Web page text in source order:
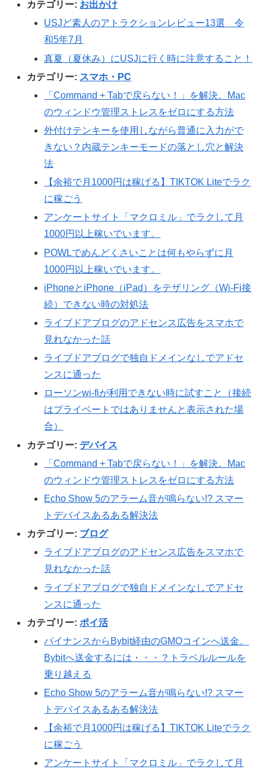
カテゴリー: お出かけ
USJど素人のアトラクションレビュー13選 令
和5年7月
真夏（夏休み）にUSJに行く時に注意すること！
カテゴリー: スマホ・PC
「Command + Tabで戻らない！」を解決。Mac
のウィンドウ管理ストレスをゼロにする方法
外付けテンキーを使用しながら普通に入力がで
きない？内蔵テンキーモードの落とし穴と解決
法
【余裕で月1000円は稼げる】TIKTOK Liteでラク
に稼ごう
アンケートサイト「マクロミル」でラクして月
1000円以上稼いでいます。
POWLでめんどくさいことは何もやらずに月
1000円以上稼いでいます。
iPhoneとiPhone（iPad）をテザリング（Wi-Fi接
続）できない時の対処法
ライブドアブログのアドセンス広告をスマホで
見れなかった話
ライブドアブログで独自ドメインなしでアドセ
ンスに通った
ローソンwi-fiが利用できない時に試すこと（接続
はプライベートではありませんと表示された場
合）
カテゴリー: デバイス
「Command + Tabで戻らない！」を解決。Mac
のウィンドウ管理ストレスをゼロにする方法
Echo Show 5のアラーム音が鳴らない!? スマー
トデバイスあるある解決法
カテゴリー: ブログ
ライブドアブログのアドセンス広告をスマホで
見れなかった話
ライブドアブログで独自ドメインなしでアドセ
ンスに通った
カテゴリー:ポイ活
バイナンスからBybit経由のGMOコインへ送金。
Bybitへ送金するには・・・？トラベルルールを
乗り越える
Echo Show 5のアラーム音が鳴らない!? スマー
トデバイスあるある解決法
【余裕で月1000円は稼げる】TIKTOK Liteでラク
に稼ごう
アンケートサイト「マクロミル」でラクして月